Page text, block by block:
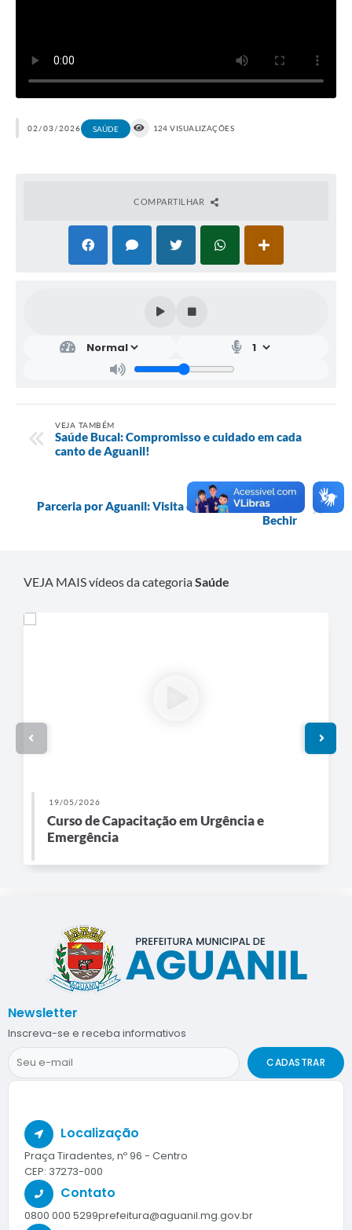
02/03/2026 SAÚDE 124 VISUALIZAÇÕES
COMPARTILHAR
VEJA TAMBÉM
Saúde Bucal: Compromisso e cuidado em cada
canto de Aguanil!
MAIS VÍDEOS
Parceria por Aguanil: Visita do Deputado Duarte
Bechir
VEJA MAIS vídeos da categoriaSaúde
19/05/2026
Curso de Capacitação em Urgência e
Emergência
Localização
Praça Tiradentes, nº 96 - Centro
CEP: 37273-000
Contato
0800 000 5299prefeitura@aguanil.mg.gov.br
Newsletter
Inscreva-se e receba informativos
CADASTRAR